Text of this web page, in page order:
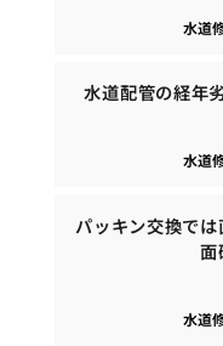
水道
水道配管の経年
水道
パッキン交換で
面
水道